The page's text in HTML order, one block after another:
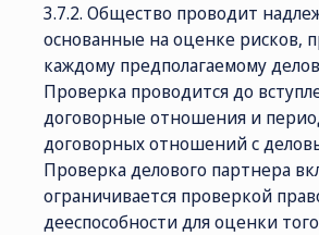
3.7.2. Общество проводит
основанные на оценке рисков,
каждому предполагаемому
Проверка проводится до
договорные отношения и
договорных отношений с
Проверка делового партнера
ограничивается проверкой
дееспособности для оценки